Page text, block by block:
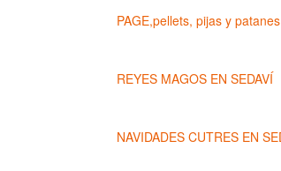
PAGE,pellets, pijas y patanes
REYES MAGOS EN SEDAVÍ
NAVIDADES CUTRES EN